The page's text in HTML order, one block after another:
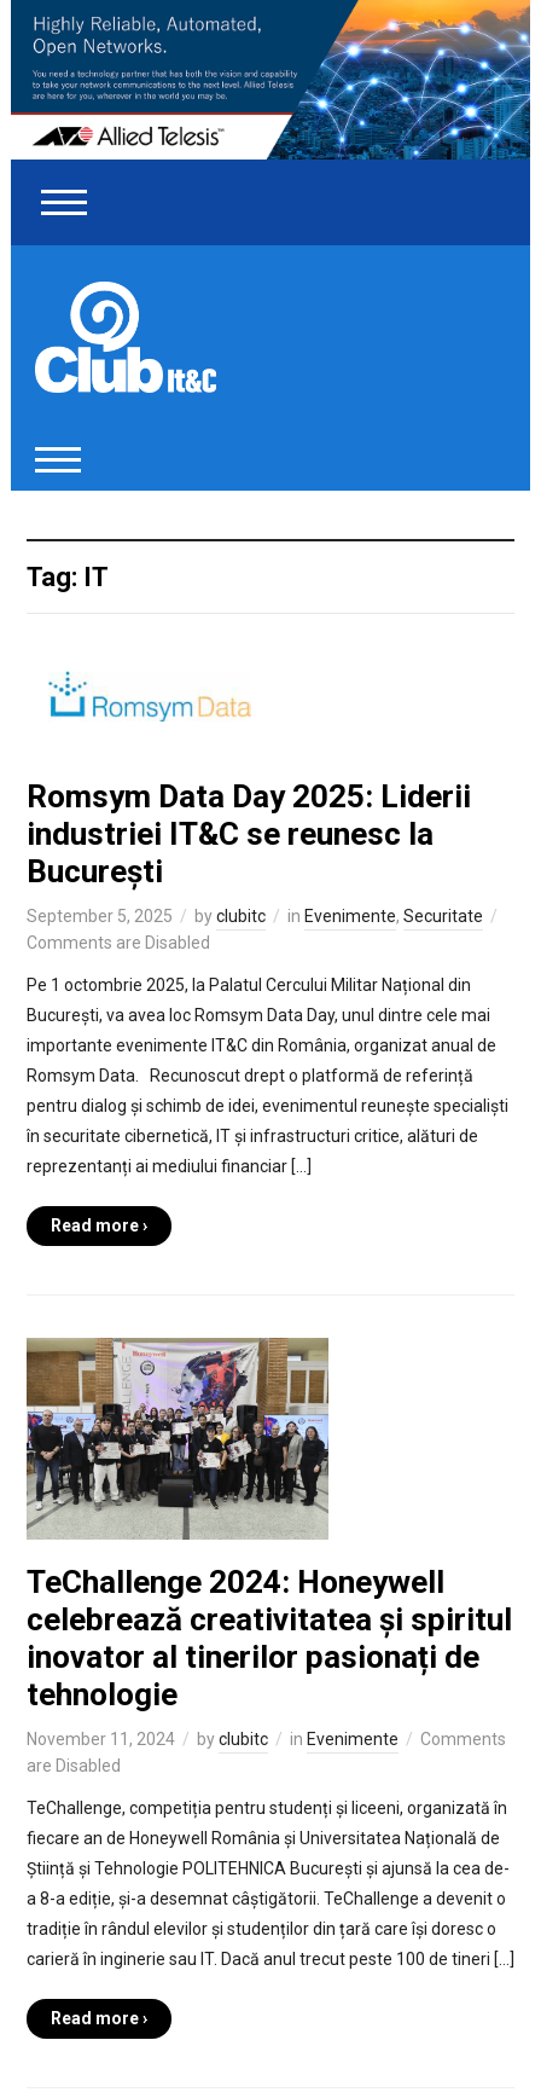
Tag: IT
Romsym Data Day 2025: Liderii
industriei IT&C se reunesc la
București
September 5, 2025 byclubitc in Evenimente, Securitate
Comments are Disabled
Pe 1 octombrie 2025, la Palatul Cercului Militar Național din
București, va avea loc Romsym Data Day, unul dintre cele mai
importante evenimente IT&C din România, organizat anual de
Romsym Data. Recunoscut drept o platformă de referință
pentru dialog și schimb de idei, evenimentul reunește specialiști
în securitate cibernetică, IT și infrastructuri critice, alături de
reprezentanți ai mediului financiar […]
Read more ›
TeChallenge 2024: Honeywell
celebrează creativitatea și spiritul
inovator al tinerilor pasionați de
tehnologie
November 11, 2024 byclubitc in Evenimente
Comments
are Disabled
TeChallenge, competiția pentru studenți și liceeni, organizată în
fiecare an de Honeywell România și Universitatea Națională de
Știință și Tehnologie POLITEHNICA București și ajunsă la cea de-
a 8-a ediție, și-a desemnat câștigătorii. TeChallenge a devenit o
tradiție în rândul elevilor și studenților din țară care își doresc o
carieră în inginerie sau IT. Dacă anul trecut peste 100 de tineri […]
Read more ›